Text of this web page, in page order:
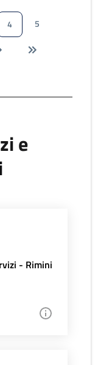
4
5
e
- Rimini